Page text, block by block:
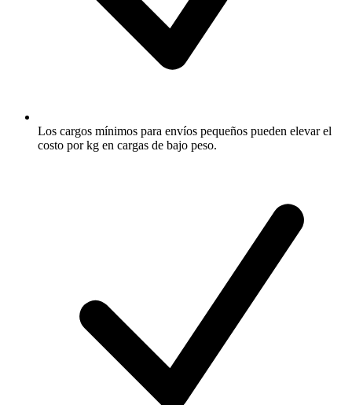
Los cargos mínimos para envíos pequeños pueden elevar el
costo por kg en cargas de bajo peso.